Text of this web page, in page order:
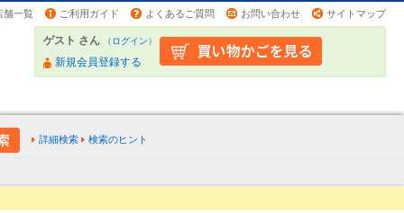
舗一覧 ご利用ガイド よくあるご質問 お問い合わせ サイトマップ
ゲスト さん （ログイン）
新規会員登録する
詳細検索 検索のヒント